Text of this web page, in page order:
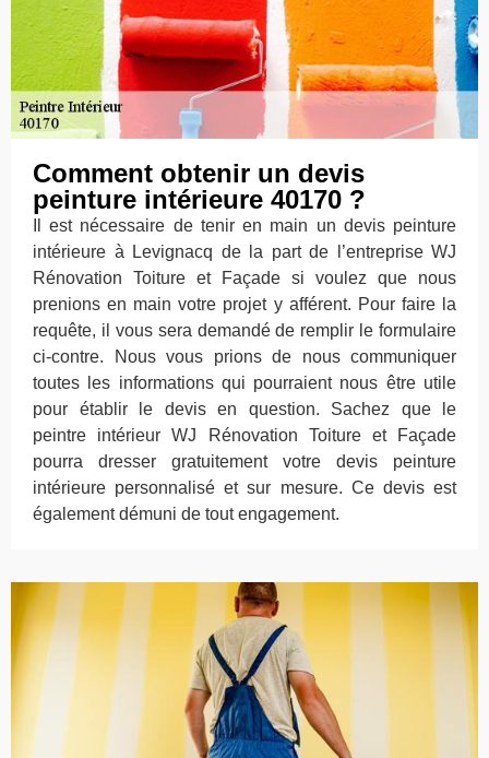
Comment obtenir un devis
peinture intérieure 40170 ?
Il est nécessaire de tenir en main un devis peinture
intérieure à Levignacq de la part de l’entreprise WJ
Rénovation Toiture et Façade si voulez que nous
prenions en main votre projet y afférent. Pour faire la
requête, il vous sera demandé de remplir le formulaire
ci-contre. Nous vous prions de nous communiquer
toutes les informations qui pourraient nous être utile
pour établir le devis en question. Sachez que le
peintre intérieur WJ Rénovation Toiture et Façade
pourra dresser gratuitement votre devis peinture
intérieure personnalisé et sur mesure. Ce devis est
également démuni de tout engagement.